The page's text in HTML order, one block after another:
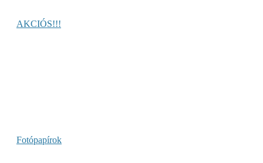
AKCIÓS!!!
Fotópapírok